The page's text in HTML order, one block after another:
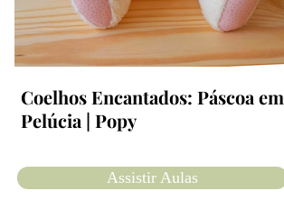
Coelhos Encantados: Páscoa em
Pelúcia | Popy
Assistir Aulas